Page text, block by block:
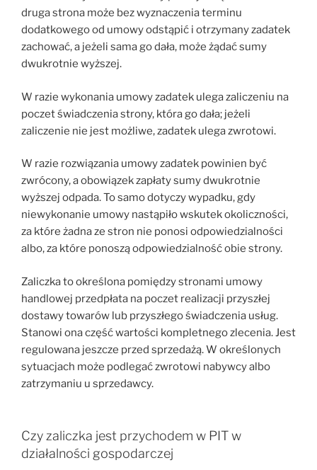
druga strona może bez wyznaczenia terminu
dodatkowego od umowy odstąpić i otrzymany zadatek
zachować, a jeżeli sama go dała, może żądać sumy
dwukrotnie wyższej.
W razie wykonania umowy zadatek ulega zaliczeniu na
poczet świadczenia strony, która go dała; jeżeli
zaliczenie nie jest możliwe, zadatek ulega zwrotowi.
W razie rozwiązania umowy zadatek powinien być
zwrócony, a obowiązek zapłaty sumy dwukrotnie
wyższej odpada. To samo dotyczy wypadku, gdy
niewykonanie umowy nastąpiło wskutek okoliczności,
za które żadna ze stron nie ponosi odpowiedzialności
albo, za które ponoszą odpowiedzialność obie strony.
Zaliczka to określona pomiędzy stronami umowy
handlowej przedpłata na poczet realizacji przyszłej
dostawy towarów lub przyszłego świadczenia usług.
Stanowi ona część wartości kompletnego zlecenia. Jest
regulowana jeszcze przed sprzedażą. W określonych
sytuacjach może podlegać zwrotowi nabywcy albo
zatrzymaniu u sprzedawcy.
Czy zaliczka jest przychodem w PIT w
działalności gospodarczej